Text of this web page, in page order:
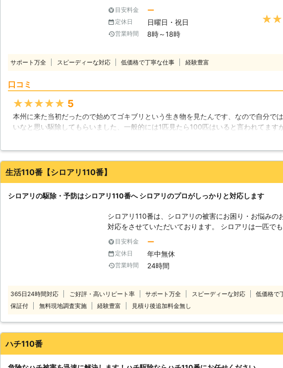
いをしますね。今後もゴキブリが「不快害虫」として認
りないでしょう。 【ゴキブリによる被害】 ゴキブリは暗くて温かい場所を
好み、そこを住処とする性質があります。不衛生なトイ
に生息しているので、雑菌やウィルスが大量に体に付着
している雑菌やウィルスが人間の生活スペースに充満し
気に罹ってしまう危険性も大いにあります。さらに、ゴ
び寄せる事態まで引き起こしてしまいます。 【お任せを】 そんなゴキブリ
くのお客様が当社を支えてきてくれたからこそ、得ら
す。どうぞ、アンチータをよろしくお願いいたします！
目安料金 ー
定休日 日曜日・祝日
営業時間 8時～18時
サポート万全 スピーディーな対応 低価格で丁寧な仕事 経験豊富
口コミ
★★★★★ 5
本州に来た当初だったので始めてゴキブリという生き物を見たんです、なので自分で
いなと思い駆除してもらいました、一般的には1匹見たら100匹はいると言われてます
去するまで一度も見ることは無かったですね、それくらい威力のある駆除をしてくれ
福岡県 福岡市東区 2016年11月30日
生活110番【シロアリ110番】
シロアリの駆除・予防はシロアリ110番へ シロアリのプロがしっかりと対応します
シロアリ110番は、シロアリの被害にお困り・お悩みの
対応をさせていただいております。 シロアリは一匹で
と言われています。もしも家の中やお庭などでシロアリ
が大きくなる前にお知らせください。駆除が遅れると、
ます。シロアリ110番では全国数多くの加盟店と提携し
全国どこでも対応しております。 経験と実績が豊富だから、これまでに培
ら、施工に必要な時間も短縮。そして、常にお客様目線
おりますので、安心してお任せください。 ご自宅のみならず、アパートや
マンションなどの貨物物件などに出現したシロアリの駆
おります。アリみたいな虫がいたけどシロアリなのか
る…一回見積もりだけでもしてもらいたい。ささいなこ
では、アフターフォローも充実、ご利用シェア№1を誇
目安料金 ー
定休日 年中無休
営業時間 24時間
365日24時間対応 ご好評・高いリピート率 サポート万全 スピーディーな対応 低価格で
保証付
無料現地調査実施 経験豊富 見積り後追加料金無し
ハチ110番